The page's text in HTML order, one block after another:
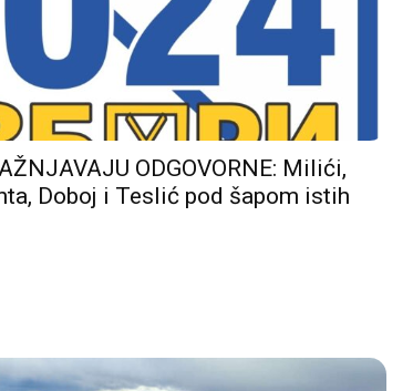
ODGOVORNE: Milići,
Doboj i Teslić pod šapom istih